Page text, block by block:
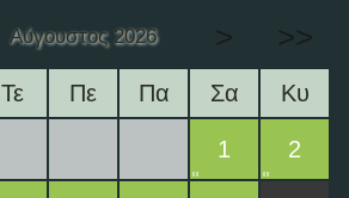
Αύγουστος 2026 > >>
Τε Πε Πα Σα Κυ
1 2